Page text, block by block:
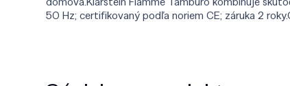
50 Hz; certifikovaný podľa noriem CE; záruka 2